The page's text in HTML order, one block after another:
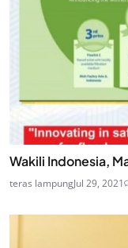
Wakili Indonesia,
teras lampungJul 29, 2021